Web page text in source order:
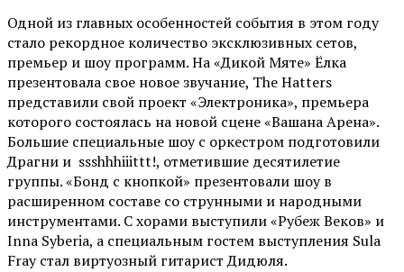
Одной из главных особенностей события в этом году
стало рекордное количество эксклюзивных сетов,
премьер и шоу программ. На «Дикой Мяте» Ёлка
презентовала свое новое звучание, The Hatters
представили свой проект «Электроника», премьера
которого состоялась на новой сцене «Вашана Арена».
Большие специальные шоу с оркестром подготовили
Драгни и ssshhhiiittt!, отметившие десятилетие
группы. «Бонд с кнопкой» презентовали шоу в
расширенном составе со струнными и народными
инструментами. С хорами выступили «Рубеж Веков» и
Inna Syberia, а специальным гостем выступления Sula
Fray стал виртуозный гитарист Дидюля.